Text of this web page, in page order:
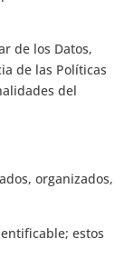
de los Datos,
de las Políticas
del
organizados,
estos